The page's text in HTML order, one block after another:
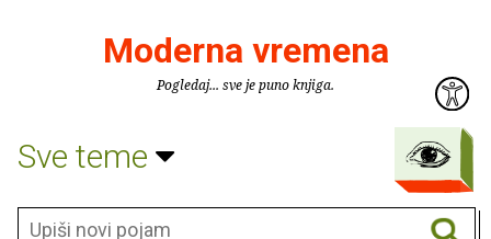
Moderna vremena
Pogledaj... sve je puno knjiga.
Sve teme